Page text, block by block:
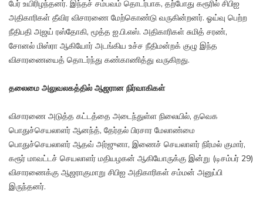
பேர் உயிரிழந்தனர். இந்தச் சம்பவம் தொடர்பாக, தற்போது கரூரில் சிபிஐ
அதிகாரிகள் தீவிர விசாரணை மேற்கொண்டு வருகின்றனர். ஓய்வு பெற்ற
நீதிபதி அஜய் ரஸ்தோகி, மூத்த ஐ.பி.எஸ். அதிகாரிகள் சுமித் சரண்,
சோனல் மிஸ்ரா ஆகியோர் அடங்கிய உச்ச நீதிமன்றக் குழு இந்த
விசாரணையைத் தொடர்ந்து கண்காணித்து வருகிறது.
தலைமை அலுவலகத்தில் ஆஜரான நிர்வாகிகள்
விசாரணை அடுத்த கட்டத்தை அடைந்துள்ள நிலையில், தவெக
பொதுச்செயலாளர் ஆனந்த், தேர்தல் பிரசார மேலாண்மை
பொதுச்செயலாளர் ஆதவ் அர்ஜுனா, இணைச் செயலாளர் நிர்மல் குமார்,
கரூர் மாவட்டச் செயலாளர் மதியழகன் ஆகியோருக்கு இன்று (டிசம்பர் 29)
விசாரணைக்கு ஆஜராகுமாறு சிபிஐ அதிகாரிகள் சம்மன் அனுப்பி
இருந்தனர்.